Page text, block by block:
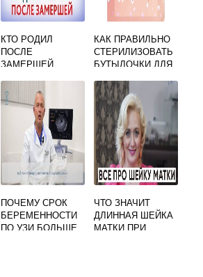
КТО РОДИЛ
ПОСЛЕ
ЗАМЕРШЕЙ
ФОРУМ
КАК ПРАВИЛЬНО
СТЕРИЛИЗОВАТЬ
БУТЫЛОЧКИ ДЛЯ
НОВОРОЖДЕННЫ
Х
ПОЧЕМУ СРОК
БЕРЕМЕННОСТИ
ПО УЗИ БОЛЬШЕ
ЧТО ЗНАЧИТ
ДЛИННАЯ ШЕЙКА
МАТКИ ПРИ